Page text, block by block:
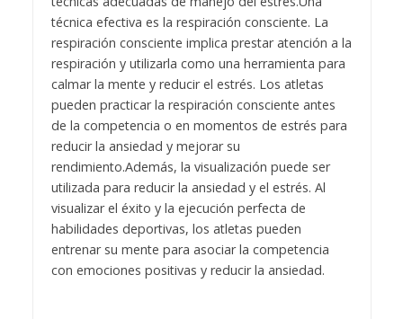
técnica efectiva es la respiración consciente. La
respiración consciente implica prestar atención a la
respiración y utilizarla como una herramienta para
calmar la mente y reducir el estrés. Los atletas
pueden practicar la respiración consciente antes
de la competencia o en momentos de estrés para
reducir la ansiedad y mejorar su
rendimiento.Además, la visualización puede ser
utilizada para reducir la ansiedad y el estrés. Al
visualizar el éxito y la ejecución perfecta de
habilidades deportivas, los atletas pueden
entrenar su mente para asociar la competencia
con emociones positivas y reducir la ansiedad.